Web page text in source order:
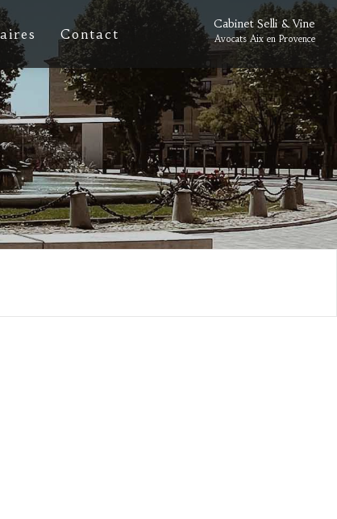
Contact
Cabinet Selli & Vine
Avocats Aix en Provence